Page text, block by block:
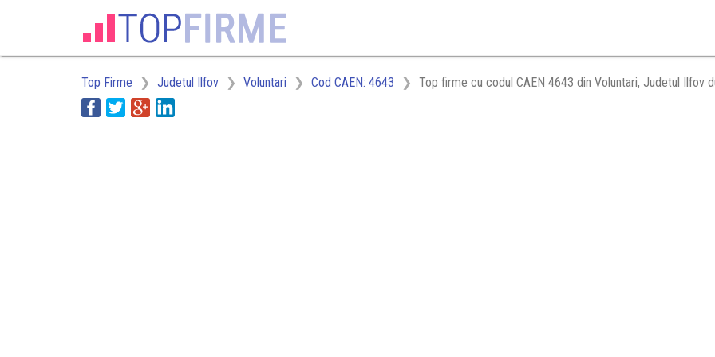
Top Firme Judetul Ilfov Voluntari Cod CAEN: 4643 Top firme cu codul CAEN 4643 din Voluntari, Judetul Ilfov